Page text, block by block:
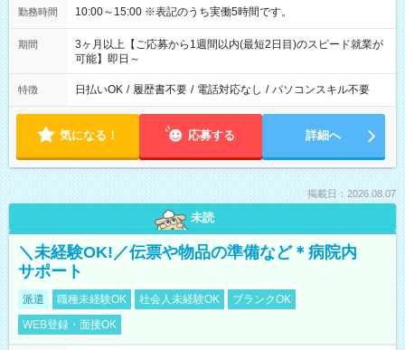
勤務時間 10:00～15:00 ※表記のうち実働5時間です。
期間
3ヶ月以上【ご応募から1週間以内(最短2日目)のスピード就業が
可能】即日～
特徴 日払いOK / 履歴書不要 / 電話対応なし / パソコンスキル不要
気になる！ 応募する 詳細へ
掲載日：2026.08.07
未読
＼未経験OK!／伝票や物品の準備など＊病院内
サポート
派遣 職種未経験OK 社会人未経験OK
ブランクOK
WEB登録・面接OK